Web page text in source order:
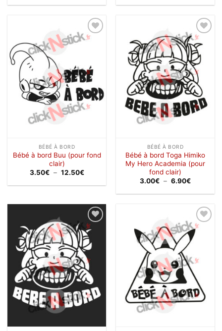
prix :
11.50€
prix :
12.50€
Ajouter
BÉBÉ À BORD
Bébé à bord Buu (pour fond
clair)
3.50€ – 12.50€Plage
prix :
12.50€
Ajouter
à la
wishlist
BÉBÉ À BORD
Bébé à bord Toga Himiko
My Hero Academia (pour
fond clair)
3.00€ – 6.90€Plage
prix :
6.90€
Ajouter
à la
wishlist
Ajouter
à la
wishlist